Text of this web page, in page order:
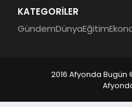
KATEGORİLER
GündemDünyaEğitim
2016 Afyonda Bugün